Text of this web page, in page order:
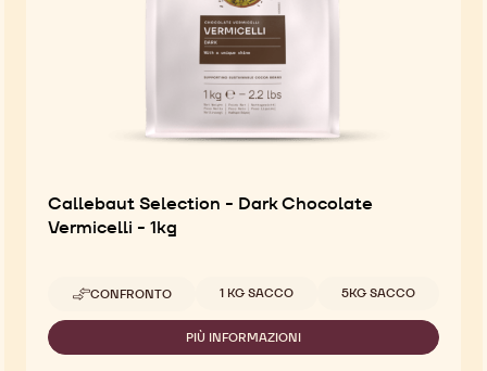
Callebaut Selection - Dark Chocolate
Vermicelli - 1kg
CONFRONTO
-
CALLEBAUT
SELECTION
-
Dimensioni disponibili
1 KG SACCO 5KG SACCO
PIÙ INFORMAZIONI
-